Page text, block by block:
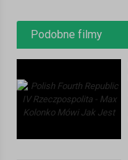
Podobne filmy